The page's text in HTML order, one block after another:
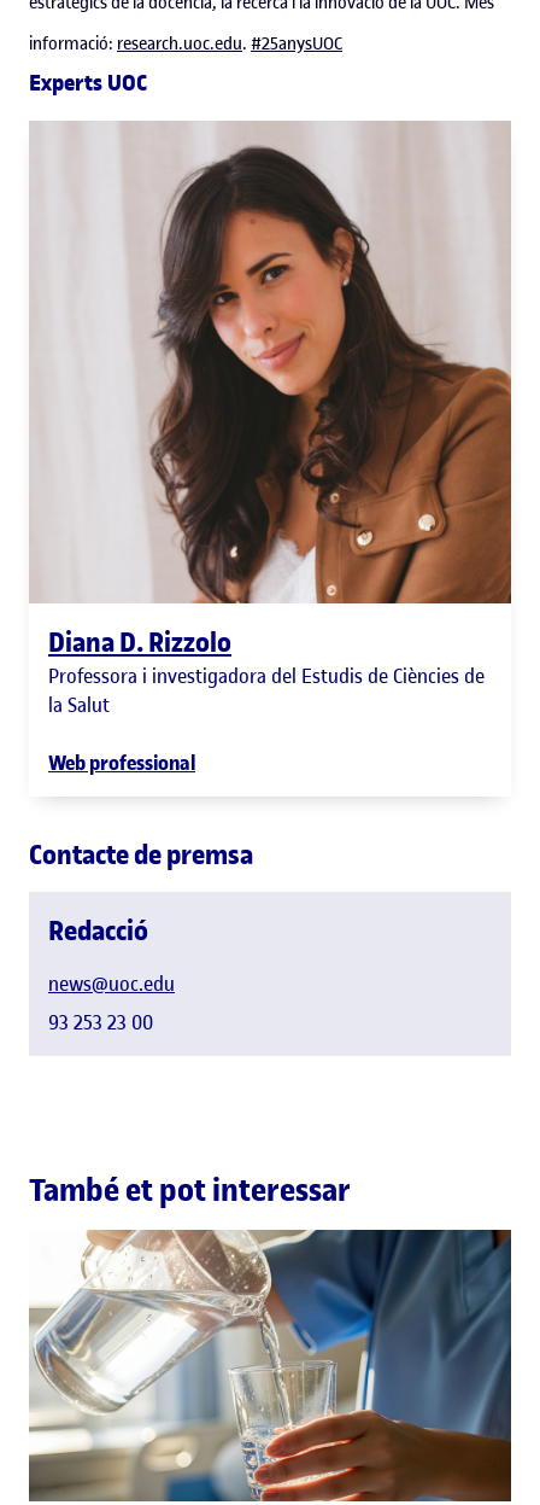
informació: research.uoc.edu. #25anysUOC
Experts UOC
Diana D. Rizzolo
Professora i investigadora del Estudis de Ciències de
la Salut
Web professional
Contacte de premsa
Redacció
news@uoc.edu
93 253 23 00
També et pot interessar